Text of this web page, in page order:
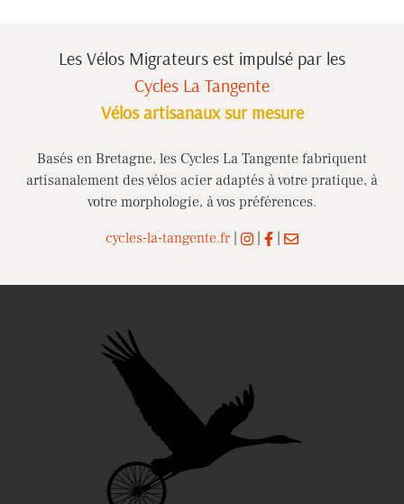
Les Vélos Migrateurs est impulsé par les
Cycles La Tangente
Vélos artisanaux sur mesure
Basés en Bretagne, les Cycles La Tangente fabriquent
artisanalement des vélos acier adaptés à votre pratique, à
votre morphologie, à vos préférences.
cycles-la-tangente.fr